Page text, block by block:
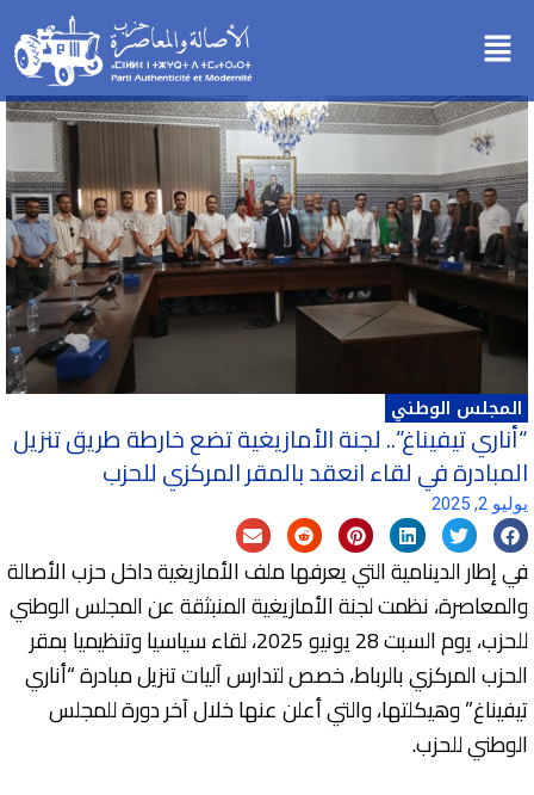
إلىMenu
المجلس الوطني
“أناري تيفيناغ”.. لجنة الأمازيغية تضع خارطة طريق تنزيل
المبادرة في لقاء انعقد بالمقر المركزي للحزب
يوليو 2, 2025
في إطار الدينامية التي يعرفها ملف الأمازيغية داخل حزب الأصالة
والمعاصرة، نظمت لجنة الأمازيغية المنبثقة عن المجلس الوطني
للحزب، يوم السبت 28 يونيو 2025، لقاء سياسيا وتنظيميا بمقر
الحزب المركزي بالرباط، خصص لتدارس آليات تنزيل مبادرة “أناري
تيفيناغ” وهيكلتها، والتي أعلن عنها خلال آخر دورة للمجلس
الوطني للحزب.